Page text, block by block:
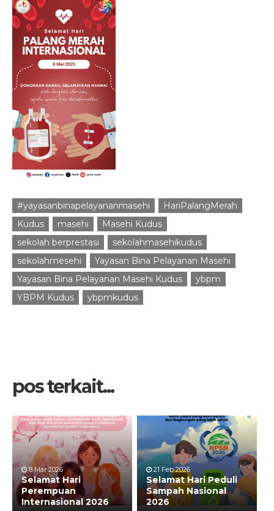
#yayasanbinapelayananmasehi
HariPalangMerah
Kudus
masehi
Masehi Kudus
sekolah berprestasi
sekolahmasehikudus
sekolahmesehi
Yayasan Bina Pelayanan Masehi
Yayasan Bina Pelayanan Masehi Kudus
ybpm
YBPM Kudus
ybpmkudus
pos terkait...
8 Mar 2026
Selamat Hari
Perempuan
Internasional 2026
21 Feb 2026
Selamat Hari Peduli
Sampah Nasional
2026